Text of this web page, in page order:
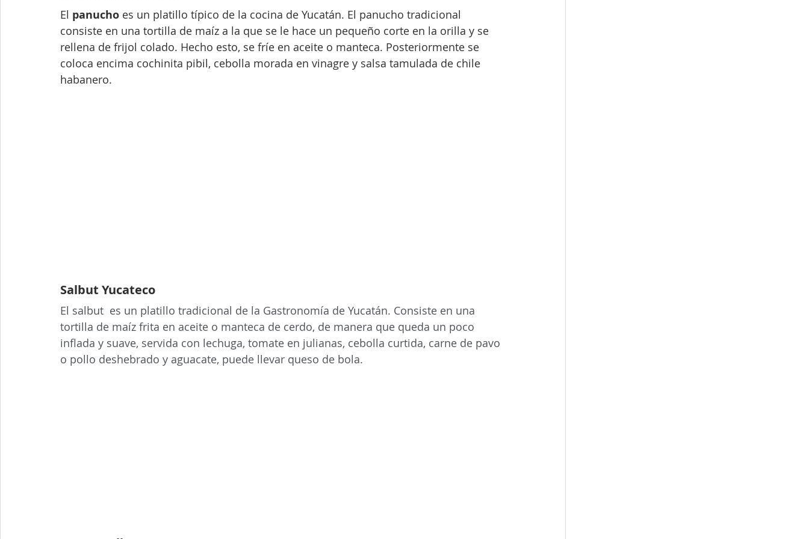
El panucho es un platillo típico de la cocina de Yucatán. El panucho tradicional
consiste en una tortilla de maíz a la que se le hace un pequeño corte en la orilla y se
rellena de frijol colado. Hecho esto, se fríe en aceite o manteca. Posteriormente se
coloca encima cochinita pibil, cebolla morada en vinagre y salsa tamulada de chile
habanero.
Salbut Yucateco
El salbut ​ es un platillo tradicional de la Gastronomía de Yucatán. Consiste en una
tortilla de maíz frita en aceite o manteca de cerdo, de manera que queda un poco
inflada y suave, servida con lechuga, tomate en julianas, cebolla curtida, carne de pavo
o pollo deshebrado y aguacate, puede llevar queso de bola.